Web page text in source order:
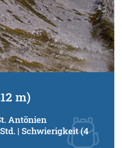
m)
Antönien
| Schwierigkeit (4